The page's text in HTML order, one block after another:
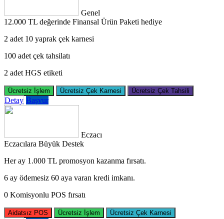
Genel
12.000 TL değerinde Finansal Ürün Paketi hediye
2 adet 10 yaprak çek karnesi
100 adet çek tahsilatı
2 adet HGS etiketi
Ücretsiz İşlem Ücretsiz Çek Karnesi Ücretsiz Çek Tahsili
Detay Başvur
Eczacı
Eczacılara Büyük Destek
Her ay 1.000 TL promosyon kazanma fırsatı.
6 ay ödemesiz 60 aya varan kredi imkanı.
0 Komisyonlu POS fırsatı
Aidatsız POS Ücretsiz İşlem Ücretsiz Çek Karnesi